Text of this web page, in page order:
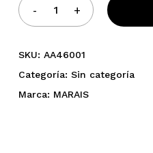
SKU: AA46001
Categoría: Sin categoría
Marca: MARAIS